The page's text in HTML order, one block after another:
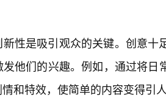
性是吸引观众的关键。创意十
他们的兴趣。例如，通过将日
和特效，使简单的内容变得引